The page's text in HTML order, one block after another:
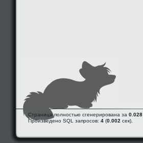
Страница полностью сгенерирована за 0.028
Произведено SQL запросов: 4 (0.002 сек).